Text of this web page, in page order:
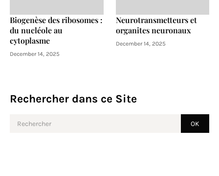
Biogenèse des ribosomes :
du nucléole au
cytoplasme
December 14, 2025
Neurotransmetteurs et
organites neuronaux
December 14, 2025
Rechercher dans ce Site